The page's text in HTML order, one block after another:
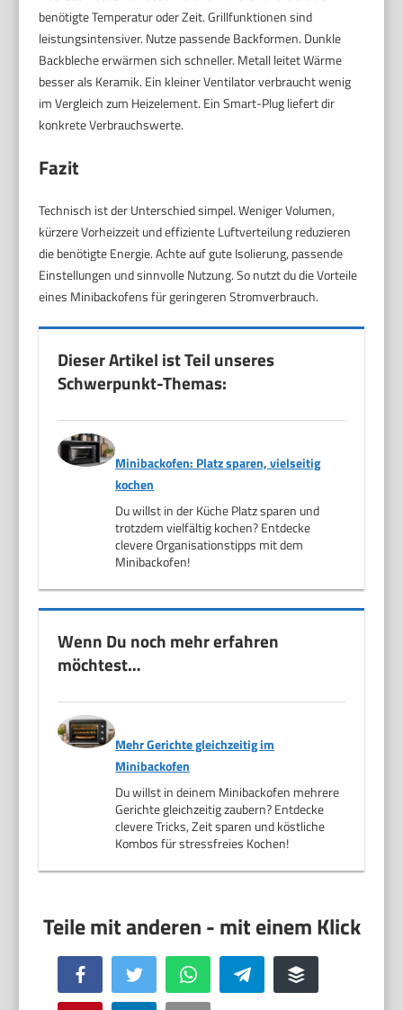
benötigte Temperatur oder Zeit. Grillfunktionen sind
leistungsintensiver. Nutze passende Backformen. Dunkle
Backbleche erwärmen sich schneller. Metall leitet Wärme
besser als Keramik. Ein kleiner Ventilator verbraucht wenig
im Vergleich zum Heizelement. Ein Smart-Plug liefert dir
konkrete Verbrauchswerte.
Fazit
Technisch ist der Unterschied simpel. Weniger Volumen,
kürzere Vorheizzeit und effiziente Luftverteilung reduzieren
die benötigte Energie. Achte auf gute Isolierung, passende
Einstellungen und sinnvolle Nutzung. So nutzt du die Vorteile
eines Minibackofens für geringeren Stromverbrauch.
Dieser Artikel ist Teil unseres
Schwerpunkt-Themas:
Minibackofen: Platz sparen, vielseitig
kochen
Du willst in der Küche Platz sparen und
trotzdem vielfältig kochen? Entdecke
clevere Organisationstipps mit dem
Minibackofen!
Wenn Du noch mehr erfahren
möchtest…
Mehr Gerichte gleichzeitig im
Minibackofen
Du willst in deinem Minibackofen mehrere
Gerichte gleichzeitig zaubern? Entdecke
clevere Tricks, Zeit sparen und köstliche
Kombos für stressfreies Kochen!
Facebook Twitter WhatsApp Telegram Buffer